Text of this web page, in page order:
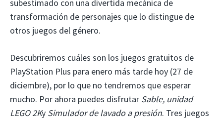
subestimado con una divertida mecánica de
transformación de personajes que lo distingue de
otros juegos del género.
Descubriremos cuáles son los juegos gratuitos de
PlayStation Plus para enero más tarde hoy (27 de
diciembre), por lo que no tendremos que esperar
mucho. Por ahora puedes disfrutar Sable, unidad
LEGO 2Ky Simulador de lavado a presión. Tres juegos